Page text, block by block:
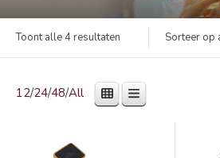
Toont alle 4 resultaten Sorteer op
12/24/48/All